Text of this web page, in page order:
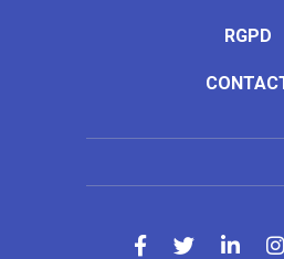
RGPD